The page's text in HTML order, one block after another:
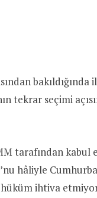
bakıldığında
tekrar seçimi
tarafından kabul
hâliyle
ihtiva